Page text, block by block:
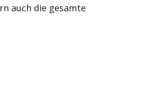
auch die gesamte